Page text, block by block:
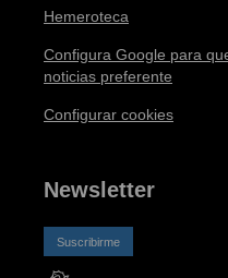
Hemeroteca
Configura Google para
noticias preferente
Configurar cookies
Newsletter
Suscribirme